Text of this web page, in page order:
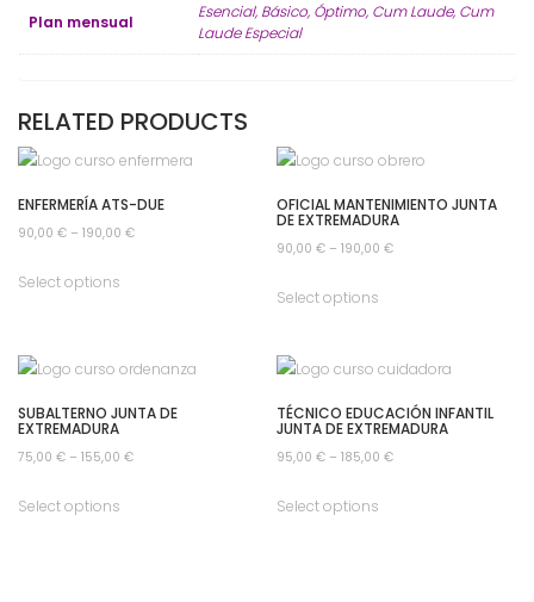
Plan mensual
Esencial, Básico, Óptimo, Cum Laude, Cum
Laude Especial
RELATED PRODUCTS
ENFERMERÍA ATS-DUE
90,00 € – 190,00 €
Select options
OFICIAL MANTENIMIENTO JUNTA
DE EXTREMADURA
90,00€ –190,00€
Select options
SUBALTERNO JUNTA DE
EXTREMADURA
75,00 € – 155,00 €
Select options
TÉCNICO EDUCACIÓN INFANTIL
JUNTA DE EXTREMADURA
95,00€ –185,00€
Select options